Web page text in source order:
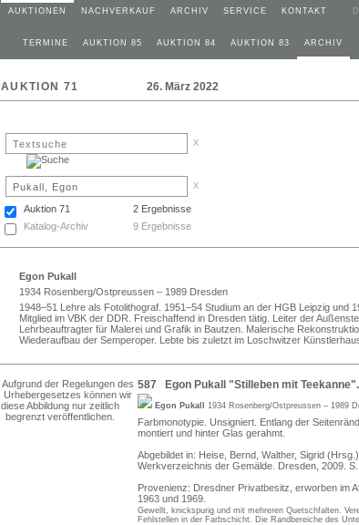
AUKTIONEN NACHVERKAUF ARCHIV SERVICE KONTAKT
TERMINE AUKTION 85 AUKTION 84 AUKTION 83 ARCHIV
AUKTION 71 26. März 2022
x
x
Auktion 71
2 Ergebnisse
Katalog-Archiv
9 Ergebnisse
Egon Pukall
1934 Rosenberg/Ostpreussen – 1989 Dresden
1948–51 Lehre als Fotolithograf. 1951–54 Studium an der HGB Leipzig und
Mitglied im VBK der DDR. Freischaffend in Dresden tätig. Leiter der
Lehrbeauftragter für Malerei und Grafik in Bautzen. Malerische
Wiederaufbau der Semperoper. Lebte bis zuletzt im Loschwitzer
587 Egon Pukall "Stilleben mit
Egon Pukall 1934 Rosenberg/Ostpreussen – 1989
Farbmonotypie. Unsigniert. Entlang der
montiert und hinter Glas gerahmt.
Abgebildet in: Heise, Bernd, Walther, Sigrid
Werkverzeichnis der Gemälde. Dresden, 2009. S.
Provenienz: Dresdner Privatbesitz, erworben im
1963 und 1969.
Gewellt, knickspurig und mit mehreren Quetschfalten.
Fehlstellen in der Farbschicht. Die Randbereiche des